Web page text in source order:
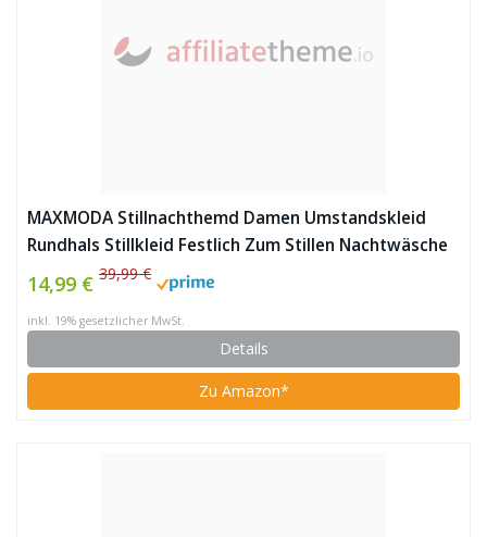
MAXMODA Stillnachthemd Damen Umstandskleid
Rundhals Stillkleid Festlich Zum Stillen Nachtwäsche
Wein Rot
14,99 € 39,99 €
inkl. 19% gesetzlicher MwSt.
Details
Zu Amazon*